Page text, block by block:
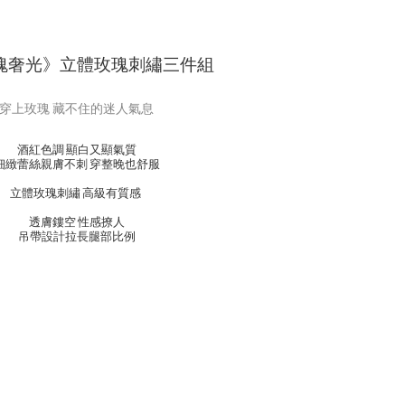
奢光》立體玫瑰刺繡三件組
穿上玫瑰 藏不住的迷人氣息
酒紅色調 顯白又顯氣質
緻蕾絲親膚不刺 穿整晚也舒服
立體玫瑰刺繡 高級有質感
透膚鏤空 性感撩人
吊帶設計拉長腿部比例